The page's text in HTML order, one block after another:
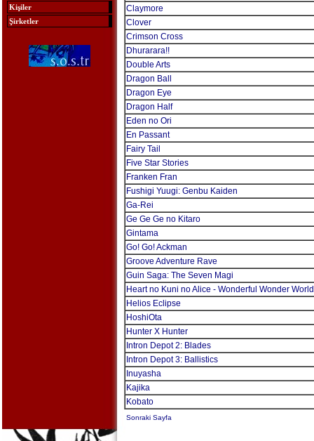
Kişiler
Şirketler
Claymore
Clover
Crimson Cross
Dhurarara!!
Double Arts
Dragon Ball
Dragon Eye
Dragon Half
Eden no Ori
En Passant
Fairy Tail
Five Star Stories
Franken Fran
Fushigi Yuugi: Genbu Kaiden
Ga-Rei
Ge Ge Ge no Kitaro
Gintama
Go! Go! Ackman
Groove Adventure Rave
Guin Saga: The Seven Magi
Heart no Kuni no Alice - Wonderful Wonder World
Helios Eclipse
HoshiOta
Hunter X Hunter
Intron Depot 2: Blades
Intron Depot 3: Ballistics
Inuyasha
Kajika
Kobato
Sonraki Sayfa